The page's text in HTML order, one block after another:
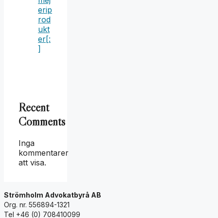
erip
rod
ukt
er[:
]
Recent
Comments
Inga
kommentarer
att visa.
Strömholm Advokatbyrå AB
Org. nr. 556894-1321
Tel +46 (0) 708410099